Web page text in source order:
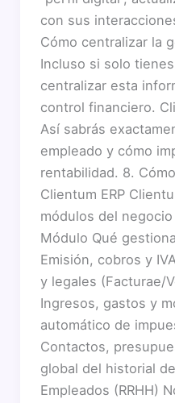
con sus
Cómo centralizar la
Incluso si solo
centralizar esta
control financiero.
Así sabrás
empleado y cómo
rentabilidad. 8.
Clientum ERP
módulos del
Módulo Qué
Emisión, cobros y
y legales (Facturae/
Ingresos, gastos y
automático de
Contactos,
global del historial
Empleados (RRHH)